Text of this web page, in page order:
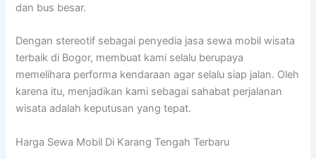
dan bus besar.
Dengan stereotif sebagai penyedia jasa sewa mobil wisata
terbaik di Bogor, membuat kami selalu berupaya
memelihara performa kendaraan agar selalu siap jalan. Oleh
karena itu, menjadikan kami sebagai sahabat perjalanan
wisata adalah keputusan yang tepat.
Harga Sewa Mobil Di Karang Tengah Terbaru